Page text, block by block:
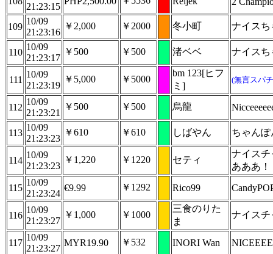
21:23:15
109
10/09
21:23:16
￥2,000 ￥2000 冬小町 ナイスち
110
10/09
21:23:17
￥500 ￥500 渚ベベ ナイス
111
10/09
21:23:19
￥5,000 ￥5000
bm 123[ヒフ
ミ]
(無言スパ
112
10/09
21:23:21
￥500 ￥500 烏龍
113
10/09
21:23:23
￥610 ￥610 しばやん ちゃん
114
10/09
21:23:23
￥1,220 ￥1220 セティ
ナイスチ
あああ！
115
10/09
21:23:24
€9.99 ￥1292 Rico99
116
10/09
21:23:27
￥1,000 ￥1000
三食のりた
ま
ナイスチ
117
10/09
21:23:27
MYR19.90 ￥532 INORI Wan NICEEEE